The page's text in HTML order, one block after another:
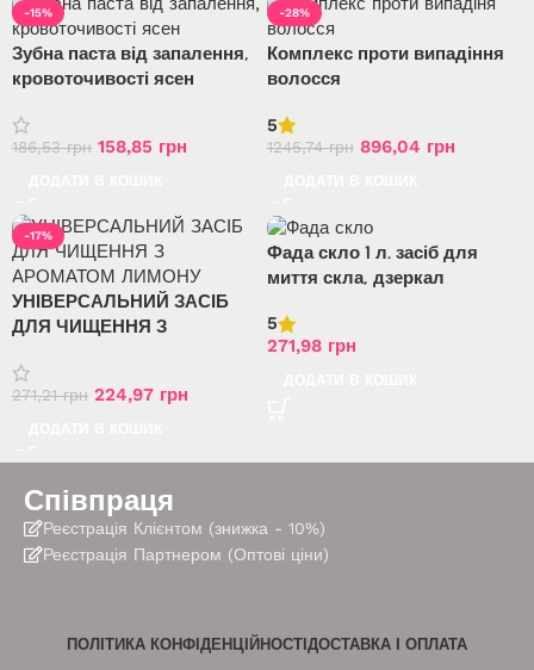
-15%
Зубна паста від запалення,
кровоточивості ясен
186,53грн 158,85 грн
-28%
Комплекс проти випадіння
волосся
5
1245,74грн 896,04 грн
-17%
УНІВЕРСАЛЬНИЙ ЗАСІБ
ДЛЯ ЧИЩЕННЯ З
271,21грн 224,97 грн
Фада скло 1 л. засіб для
миття скла, дзеркал
5
271,98 грн
Співпраця
Реєстрація Клієнтом (знижка - 10%)
Реєстрація Партнером (Оптові ціни)
ПОЛІТИКА КОНФІДЕНЦІЙНОСТІДОСТАВКА І ОПЛАТА